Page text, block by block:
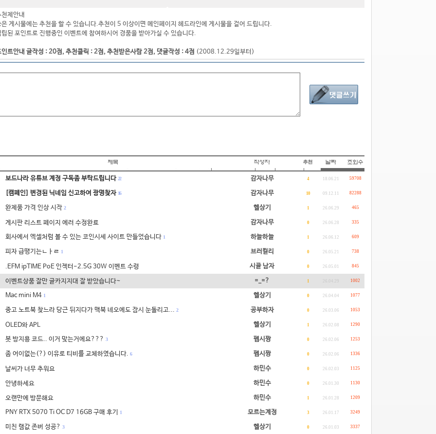
천제안내
은 게시물에는 추천을 할 수 있습니다.추천이 5 이상이면 메인페이지 헤드라인에 게시물을 걸어 드립니다.
립된 포인트로 진행중인 이벤트에 참여하시어 경품을 받아가실 수 있습니다.
인트안내 글작성 : 20점, 추천클릭 : 2점, 추천받은사람 2점, 댓글작성 : 4점 (2008.12.29일부터)
보드나라 유튜브 계정 구독좀 부탁드립니다 22 감자나무 4 18.06.21 59708
[캠페인] 변경된 닉네임 신고하여 광명찾자 16 감자나무 10 09.12.11 82288
완제품 가격 인상 시작 2 헬상기 1 26.06.29 465
게시판 리스트 페이지 에러 수정완료 감자나무 0 26.06.28 335
회사에서 엑셀처럼 볼 수 있는 코인시세 사이트 만들었습니다 1 하늘하늘 1 26.06.12 609
피자 급땡기는ㄴㅏㄹ 1 브러컬리 0 26.05.21 738
.EFM ipTIME PoE 인젝터-2.5G 30W 이벤트 수령 시골 남자 0 26.05.01 845
이벤트상품 잘만 글카지지대 잘 받았습니다~ =_=? 1 1002
Mac mini M4 1 헬상기 0 26.04.04 1077
중고 노트북 찾느라 당근 뒤지다가 맥북 네오에도 잠시 눈돌리고... 2 공부하자 0 26.03.06 1053
OLED와 APL 헬상기 1 26.02.08 1290
봇 방지용 코드.. 이거 맞는거에요??? 3 펩시짱 0 26.02.06 1253
좀 어이없는(?) 이유로 티비를 교체하였습니다. 6 펩시짱 0 26.02.06 1336
날씨가 너무 추워요 하민수 0 26.02.03 1125
안녕하세요 하민수 0 26.01.30 1130
오랜만에 방문해요 하민수 1 26.01.28 1209
PNY RTX 5070 Ti OC D7 16GB 구매 후기 1 모르는계정 3 26.01.17 3249
미친 램값 존버 성공? 3 헬상기 0 26.01.03 3337